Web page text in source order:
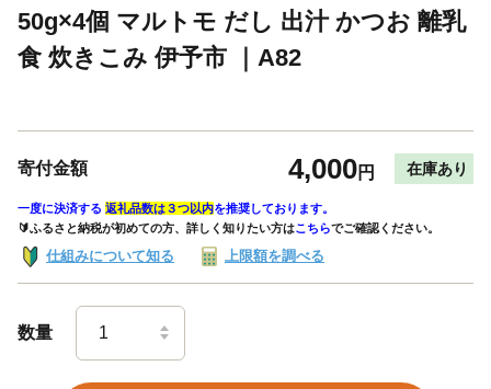
50g×4個 マルトモ だし 出汁 かつお 離乳
食 炊きこみ 伊予市 ｜A82
寄付金額 4,000円 在庫あり
一度に決済する 返礼品数は３つ以内を推奨しております。
🔰ふるさと納税が初めての方、詳しく知りたい方はこちらでご確認ください。
仕組みについて知る 上限額を調べる
数量